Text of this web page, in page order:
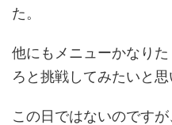
た。
他にもメニューかなり
ろと挑戦してみたいと思
この日ではないのですが